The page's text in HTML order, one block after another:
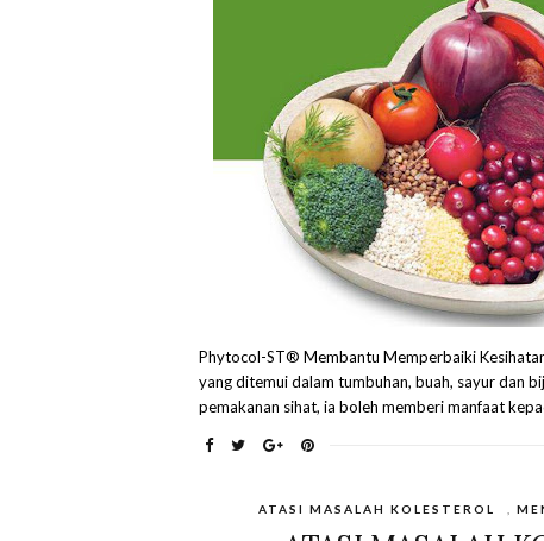
Phytocol-ST® Membantu Memperbaiki
yang ditemui dalam tumbuhan, buah, sayur dan
pemakanan sihat, ia boleh memberi manfaat
ATASI MASALAH KOLESTEROL ,